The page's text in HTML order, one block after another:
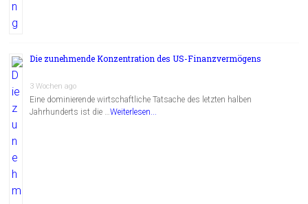
Die zunehmende Konzentration des US-Finanzvermögens
3 Wochen ago
Eine dominierende wirtschaftliche Tatsache des letzten halben
Jahrhunderts ist die …Weiterlesen...